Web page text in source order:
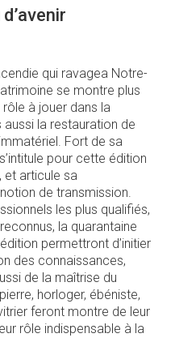
qui ravagea Notre-
se montre plus
à jouer dans la
la restauration de
Fort de sa
pour cette édition
et articule sa
de transmission.
les plus qualifiés,
la quarantaine
permettront d’initier
des connaissances,
de la maîtrise du
horloger, ébéniste,
feront montre de leur
rôle indispensable à la